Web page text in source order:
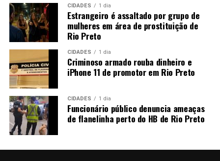
CIDADES 1 dia
Estrangeiro é assaltado por grupo de
mulheres em área de prostituição de
Rio Preto
CIDADES 1 dia
Criminoso armado rouba dinheiro e
iPhone 11 de promotor em Rio Preto
CIDADES 1 dia
Funcionário público denuncia ameaças
de flanelinha perto do HB de Rio Preto